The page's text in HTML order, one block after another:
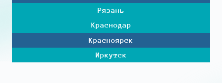
Рязань
Краснодар
Красноярск
Иркутск